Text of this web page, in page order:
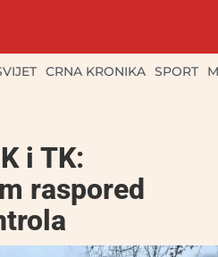
CRNA KRONIKA SPORT
i TK:
raspored